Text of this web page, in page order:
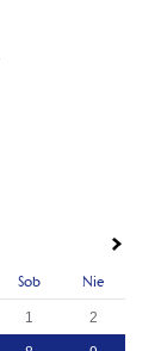
Sob Nie
1 2